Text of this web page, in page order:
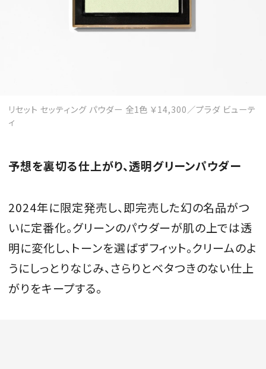
リセット セッティング パウダー 全1色 ￥14,300／プラダ ビューテ
ィ
予想を裏切る仕上がり、透明グリーンパウダー
2024年に限定発売し、即完売した幻の名品がつ
いに定番化。グリーンのパウダーが肌の上では透
明に変化し、トーンを選ばずフィット。クリームのよ
うにしっとりなじみ、さらりとベタつきのない仕上
がりをキープする。